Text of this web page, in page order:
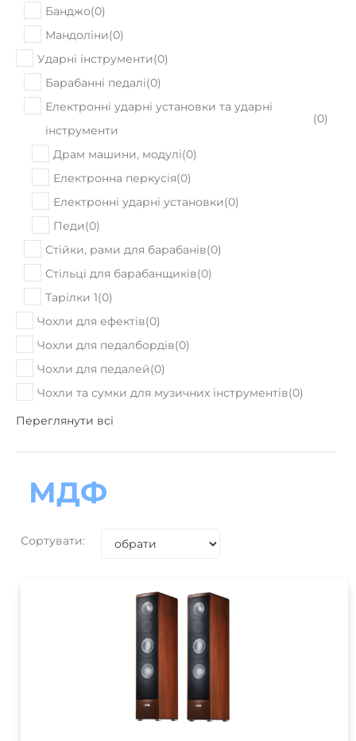
Банджо(0)
Мандоліни(0)
Ударні інструменти(0)
Барабанні педалі(0)
Електронні ударні установки та ударні
інструменти
(0)
Драм машини, модулі(0)
Електронна перкусія(0)
Електронні ударні установки(0)
Педи(0)
Стійки, рами для барабанів(0)
Стільці для барабанщиків(0)
Тарілки 1(0)
Чохли для ефектів(0)
Чохли для педалбордів(0)
Чохли для педалей(0)
Чохли та сумки для музичних інструментів(0)
Переглянути всі
МДФ
Сортувати: